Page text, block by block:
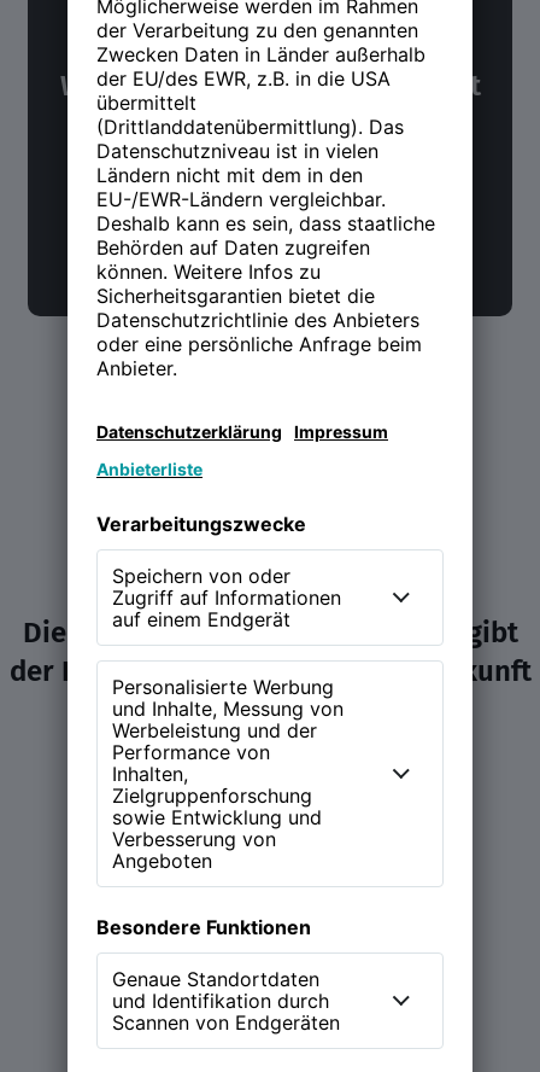
NWX Newsletter
Was Du über Arbeit und Zukunft
wissen möchtest. Alle 14 Tage.
Jetzt anmelden
Die NEW WORK Experience (NWX) gibt
der Diskussion über Arbeit und Zukunft
ein Zuhause.
Learn more
Magazin